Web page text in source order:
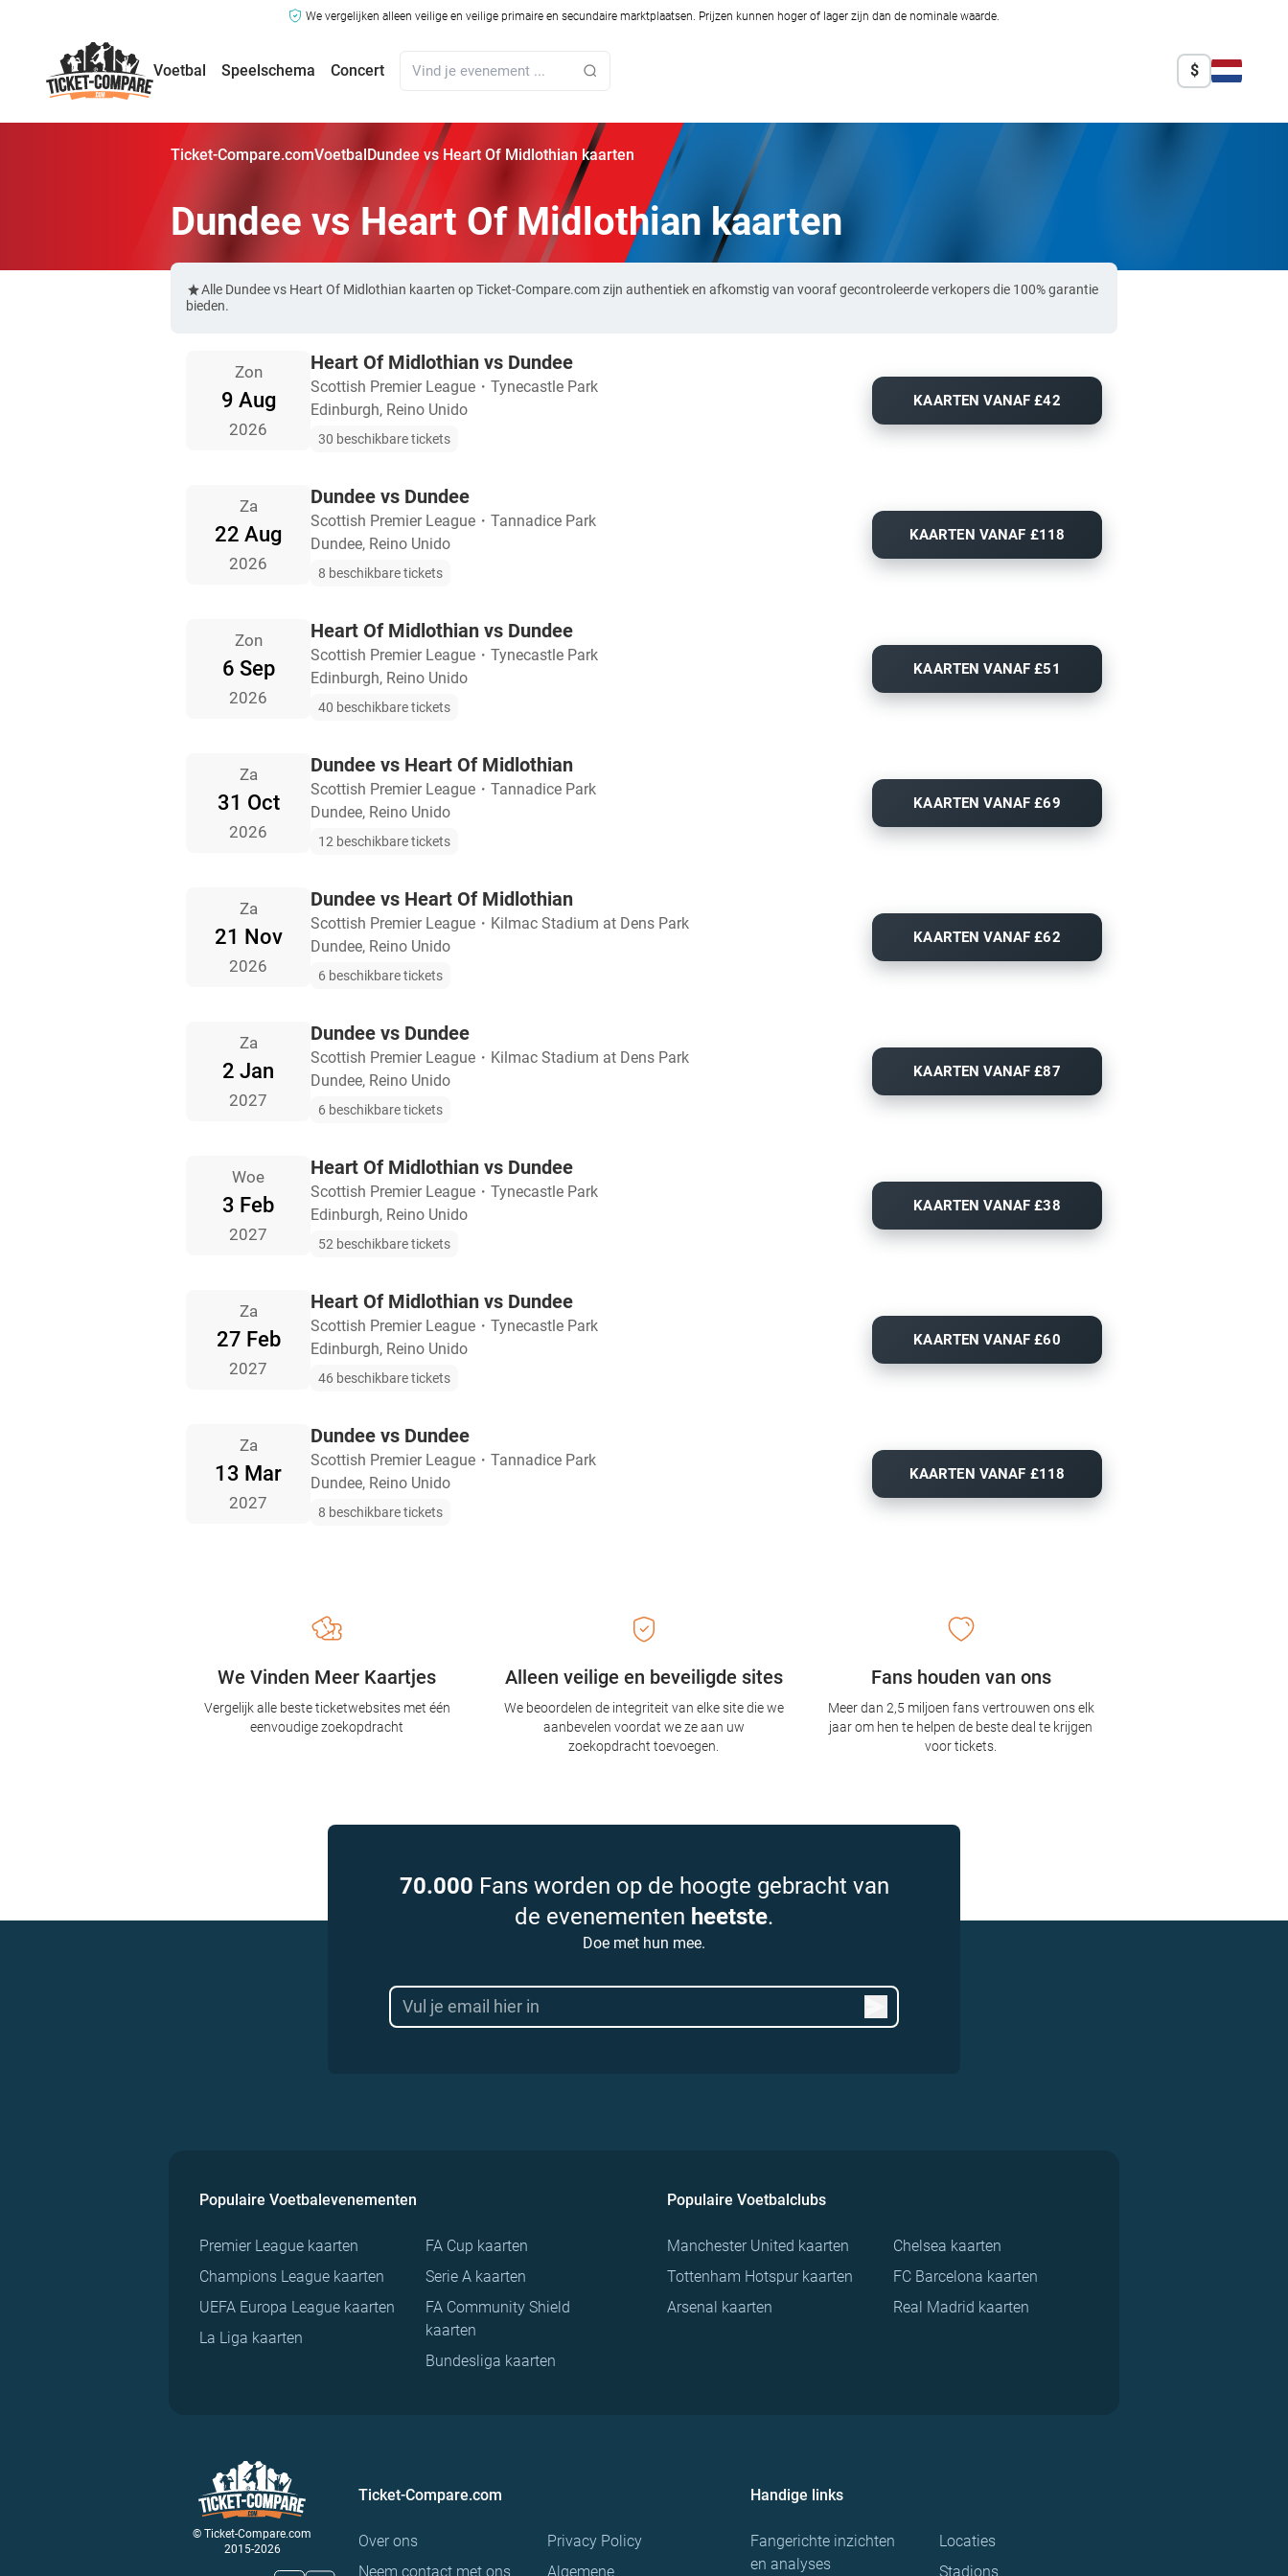
We vergelijken alleen veilige en veilige primaire en secundaire marktplaatsen. Prijzen kunnen hoger of lager zijn dan de nominale waarde.
Voetbal Speelschema Concert $
Ticket-Compare.comVoetbalDundee vs Heart Of Midlothian kaarten
Dundee vs Heart Of Midlothian kaarten
Alle Dundee vs Heart Of Midlothian kaarten op Ticket-Compare.com zijn authentiek en afkomstig van vooraf gecontroleerde verkopers die 100% garantie
bieden.
Zon
9 Aug
2026
Heart Of Midlothian vs Dundee
Scottish Premier League ・ Tynecastle Park
Edinburgh, Reino Unido
30 beschikbare tickets
KAARTEN VANAF £42
Za
22 Aug
2026
Dundee vs Dundee
Scottish Premier League ・ Tannadice Park
Dundee, Reino Unido
8 beschikbare tickets
KAARTEN VANAF £118
Zon
6 Sep
2026
Heart Of Midlothian vs Dundee
Scottish Premier League ・ Tynecastle Park
Edinburgh, Reino Unido
40 beschikbare tickets
KAARTEN VANAF £51
Za
31 Oct
2026
Dundee vs Heart Of Midlothian
Scottish Premier League ・ Tannadice Park
Dundee, Reino Unido
12 beschikbare tickets
KAARTEN VANAF £69
Za
21 Nov
2026
Dundee vs Heart Of Midlothian
Scottish Premier League ・ Kilmac Stadium at Dens Park
Dundee, Reino Unido
6 beschikbare tickets
KAARTEN VANAF £62
Za
2 Jan
2027
Dundee vs Dundee
Scottish Premier League ・ Kilmac Stadium at Dens Park
Dundee, Reino Unido
6 beschikbare tickets
KAARTEN VANAF £87
Woe
3 Feb
2027
Heart Of Midlothian vs Dundee
Scottish Premier League ・ Tynecastle Park
Edinburgh, Reino Unido
52 beschikbare tickets
KAARTEN VANAF £38
Za
27 Feb
2027
Heart Of Midlothian vs Dundee
Scottish Premier League ・ Tynecastle Park
Edinburgh, Reino Unido
46 beschikbare tickets
KAARTEN VANAF £60
Za
13 Mar
2027
Dundee vs Dundee
Scottish Premier League ・ Tannadice Park
Dundee, Reino Unido
8 beschikbare tickets
KAARTEN VANAF £118
Alleen veilige en beveiligde sites
We beoordelen de integriteit van elke site die we
aanbevelen voordat we ze aan uw
zoekopdracht toevoegen.
We Vinden Meer Kaartjes
Vergelijk alle beste ticketwebsites met één
eenvoudige zoekopdracht
Fans houden van ons
Meer dan 2,5 miljoen fans vertrouwen ons elk
jaar om hen te helpen de beste deal te krijgen
voor tickets.
70.000 Fans worden op de hoogte gebracht van
de evenementen heetste.
Doe met hun mee.
Populaire Voetbalevenementen
Premier League kaarten
Champions League kaarten
UEFA Europa League kaarten
La Liga kaarten
FA Cup kaarten
Serie A kaarten
FA Community Shield
kaarten
Bundesliga kaarten
Populaire Voetbalclubs
Manchester United kaarten
Tottenham Hotspur kaarten
Arsenal kaarten
Chelsea kaarten
FC Barcelona kaarten
Real Madrid kaarten
© Ticket-Compare.com
2015-2026
Ticket-Compare.com
Over ons
Neem contact met ons
Privacy Policy
Algemene
Handige links
Fangerichte inzichten
en analyses
Locaties
Stadions